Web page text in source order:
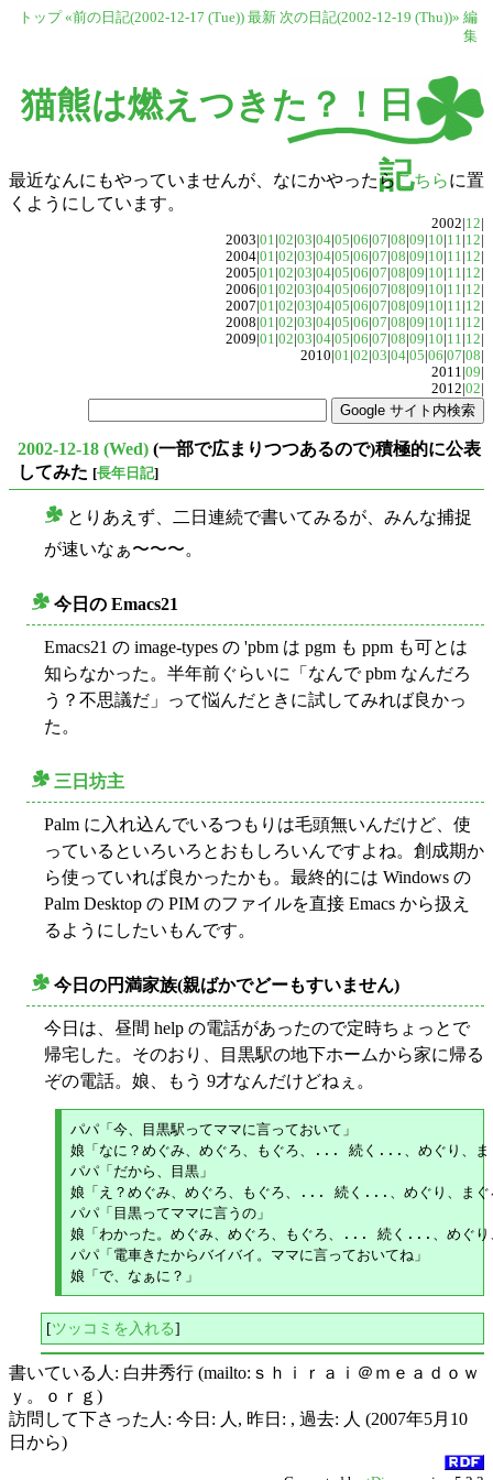
トップ «前の日記(2002-12-17 (Tue)) 最新 次の日記(2002-12-19 (Thu))» 編
集
猫熊は燃えつきた？！日
記
最近なんにもやっていませんが、なにかやったら こちらに置
くようにしています。
2002|12|
2003|01|02|03|04|05|06|07|08|09|10|11|12|
2004|01|02|03|04|05|06|07|08|09|10|11|12|
2005|01|02|03|04|05|06|07|08|09|10|11|12|
2006|01|02|03|04|05|06|07|08|09|10|11|12|
2007|01|02|03|04|05|06|07|08|09|10|11|12|
2008|01|02|03|04|05|06|07|08|09|10|11|12|
2009|01|02|03|04|05|06|07|08|09|10|11|12|
2010|01|02|03|04|05|06|07|08|
2011|09|
2012|02|
2002-12-18 (Wed) (一部で広まりつつあるので)積極的に公表
してみた [長年日記]
とりあえず、二日連続で書いてみるが、みんな捕捉
が速いなぁ〜〜〜。
今日の Emacs21
Emacs21 の image-types の 'pbm は pgm も ppm も可とは
知らなかった。半年前ぐらいに「なんで pbm なんだろ
う？不思議だ」って悩んだときに試してみれば良かっ
た。
三日坊主
Palm に入れ込んでいるつもりは毛頭無いんだけど、使
っているといろいろとおもしろいんですよね。創成期か
ら使っていれば良かったかも。最終的には Windows の
Palm Desktop の PIM のファイルを直接 Emacs から扱え
るようにしたいもんです。
今日の円満家族(親ばかでどーもすいません)
今日は、昼間 help の電話があったので定時ちょっとで
帰宅した。そのおり、目黒駅の地下ホームから家に帰る
ぞの電話。娘、もう 9才なんだけどねぇ。
パパ「今、目黒駅ってママに言っておいて」
娘「なに？めぐみ、めぐろ、もぐろ、... 続く...、めぐり、ま
パパ「だから、目黒」
娘「え？めぐみ、めぐろ、もぐろ、... 続く...、めぐり、まぐ
パパ「目黒ってママに言うの」
娘「わかった。めぐみ、めぐろ、もぐろ、... 続く...、めぐり
パパ「電車きたからバイバイ。ママに言っておいてね」
[ツッコミを入れる]
書いている人: 白井秀行 (mailto:ｓｈｉｒａｉ＠ｍｅａｄｏｗ
ｙ。ｏｒｇ)
訪問して下さった人: 今日: 人, 昨日: , 過去: 人 (2007年5月10
日から)